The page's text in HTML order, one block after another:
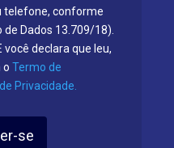
telefone, conforme
de Dados 13.709/18).
você declara que leu,
o Termo de
Privacidade.
se